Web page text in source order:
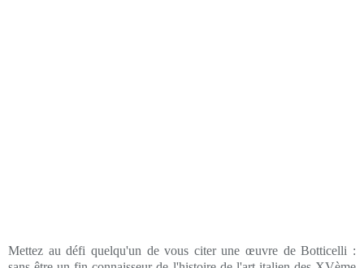
Mettez au défi quelqu'un de vous citer une œuvre de Botticelli :